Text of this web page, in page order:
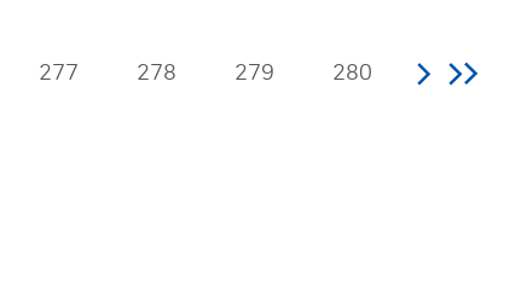
277 278 279 280